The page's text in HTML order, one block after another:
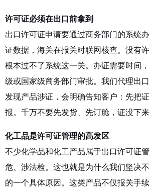
许可证必须在出口前拿到
出口许可证申请要通过商务部门的系统
证数据，海关在报关时联网核查。没有
根本过不了系统这一关。办证需要时间
级或国家级商务部门审批。我们代理出
发现产品涉证，会明确告知客户：先把
报。千万不要先发货、先订舱，证没下来
化工品是许可证管理的高发区
不少化学品和化工产品属于出口许可证
危、涉法检。这也就是为什么我们坚决
的一个具体原因。这类产品不仅报关手